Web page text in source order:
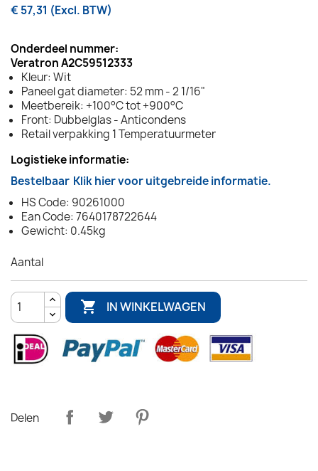
€ 57,31 (Excl. BTW)
Onderdeel nummer:
Veratron A2C59512333
Kleur: Wit
Paneel gat diameter: 52 mm - 2 1/16"
Meetbereik: +100°C tot +900°C
Front: Dubbelglas - Anticondens
Retail verpakking 1 Temperatuurmeter
Logistieke informatie:
Bestelbaar Klik hier voor uitgebreide informatie.
HS Code: 90261000
Ean Code: 7640178722644
Gewicht: 0.45kg
Aantal
 IN WINKELWAGEN
Delen